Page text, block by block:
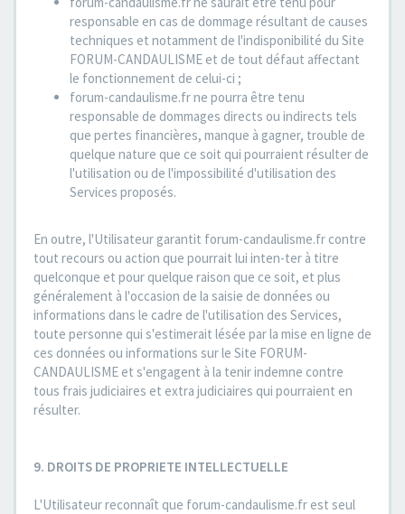
responsable en cas de dommage résultant de causes
techniques et notamment de l'indisponibilité du Site
FORUM-CANDAULISME et de tout défaut affectant
le fonctionnement de celui-ci ;
forum-candaulisme.fr ne pourra être tenu
responsable de dommages directs ou indirects tels
que pertes financières, manque à gagner, trouble de
quelque nature que ce soit qui pourraient résulter de
l'utilisation ou de l'impossibilité d'utilisation des
Services proposés.
En outre, l'Utilisateur garantit forum-candaulisme.fr contre
tout recours ou action que pourrait lui inten-ter à titre
quelconque et pour quelque raison que ce soit, et plus
généralement à l'occasion de la saisie de données ou
informations dans le cadre de l'utilisation des Services,
toute personne qui s'estimerait lésée par la mise en ligne de
ces données ou informations sur le Site FORUM-
CANDAULISME et s'engagent à la tenir indemne contre
tous frais judiciaires et extra judiciaires qui pourraient en
résulter.
9. DROITS DE PROPRIETE INTELLECTUELLE
L'Utilisateur reconnaît que forum-candaulisme.fr est seul